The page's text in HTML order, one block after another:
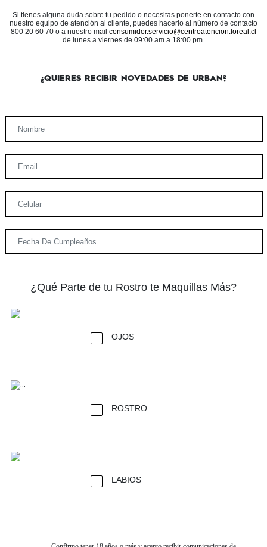
Si tienes alguna duda sobre tu pedido o necesitas ponerte en contacto con
nuestro equipo de atención al cliente, puedes hacerlo al número de contacto
800 20 60 70 o a nuestro mail consumidor.servicio@centroatencion.loreal.cl
de lunes a viernes de 09:00 am a 18:00 pm.
¿QUIERES RECIBIR NOVEDADES DE URBAN?
¿Qué Parte de tu Rostro te Maquillas Más?
OJOS
ROSTRO
LABIOS